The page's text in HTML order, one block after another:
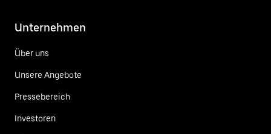
Unternehmen
Über uns
Unsere Angebote
Pressebereich
Investoren